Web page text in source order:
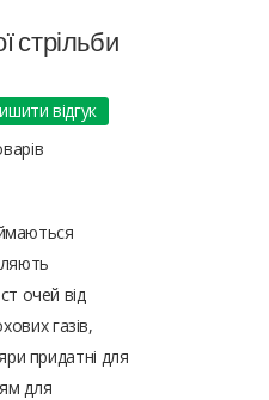
стрільби
відгук
очей від
газів,
придатні для
для